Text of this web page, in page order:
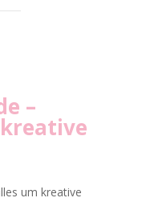
–
um kreative